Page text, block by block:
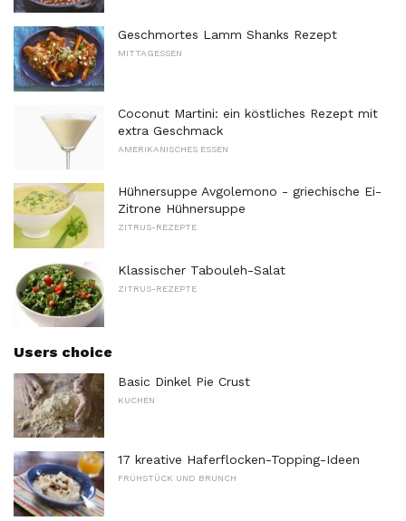
Geschmortes Lamm Shanks Rezept
MITTAGESSEN
Coconut Martini: ein köstliches Rezept mit
extra Geschmack
AMERIKANISCHES ESSEN
Hühnersuppe Avgolemono - griechische Ei-
Zitrone Hühnersuppe
ZITRUS-REZEPTE
Klassischer Tabouleh-Salat
ZITRUS-REZEPTE
Users choice
Basic Dinkel Pie Crust
KUCHEN
17 kreative Haferflocken-Topping-Ideen
FRÜHSTÜCK UND BRUNCH